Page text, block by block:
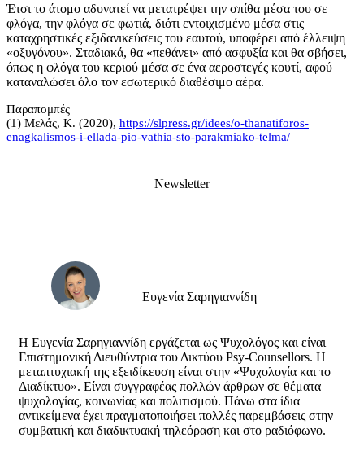
Έτσι το άτομο αδυνατεί να μετατρέψει την σπίθα μέσα του σε
φλόγα, την φλόγα σε φωτιά, διότι εντοιχισμένο μέσα στις
καταχρηστικές εξιδανικεύσεις του εαυτού, υποφέρει από έλλειψη
«οξυγόνου». Σταδιακά, θα «πεθάνει» από ασφυξία και θα σβήσει,
όπως η φλόγα του κεριού μέσα σε ένα αεροστεγές κουτί, αφού
καταναλώσει όλο τον εσωτερικό διαθέσιμο αέρα.
Παραπομπές
(1) Μελάς, Κ. (2020), https://slpress.gr/idees/o-thanatiforos-
enagkalismos-i-ellada-pio-vathia-sto-parakmiako-telma/
Newsletter
Ευγενία Σαρηγιαννίδη
Η Ευγενία Σαρηγιαννίδη εργάζεται ως Ψυχολόγος και είναι
Επιστημονική Διευθύντρια του Δικτύου Psy-Counsellors. Η
μεταπτυχιακή της εξειδίκευση είναι στην «Ψυχολογία και το
Διαδίκτυο». Είναι συγγραφέας πολλών άρθρων σε θέματα
ψυχολογίας, κοινωνίας και πολιτισμού. Πάνω στα ίδια
αντικείμενα έχει πραγματοποιήσει πολλές παρεμβάσεις στην
συμβατική και διαδικτυακή τηλεόραση και στο ραδιόφωνο.